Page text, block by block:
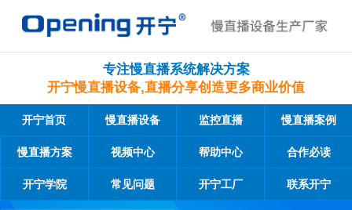
专注慢直播系统解决方案
开宁慢直播设备,直播分享创造更多商业价值
开宁首页 慢直播设备 监控直播 慢直播案例
慢直播方案 视频中心 帮助中心 合作必读
开宁学院 常见问题 开宁工厂 联系开宁